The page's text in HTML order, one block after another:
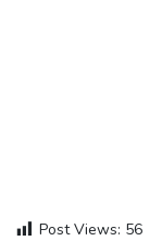
Post Views: 56